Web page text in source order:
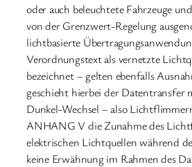
oder auch beleuchtete Fahrzeuge
von der Grenzwert-Regelung
lichtbasierte
Verordnungstext als vernetzte
bezeichnet – gelten ebenfalls
geschieht hierbei der Datentransfer
Dunkel-Wechsel – also
ANHANG V die Zunahme des
elektrischen Lichtquellen während
keine Erwähnung im Rahmen des